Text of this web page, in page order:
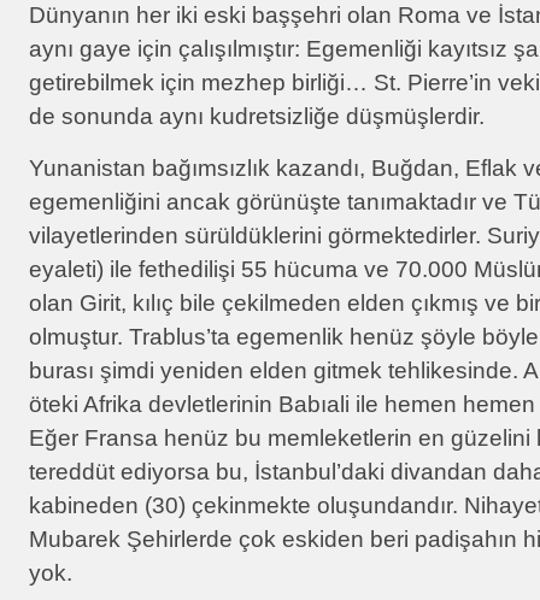
Dünyanın her iki eski başşehri olan Roma ve
aynı gaye için çalışılmıştır: Egemenliği kayıtsız
getirebilmek için mezhep birliği… St. Pierre’in
de sonunda aynı kudretsizliğe düşmüşlerdir.
Yunanistan bağımsızlık kazandı, Buğdan, Eflak
egemenliğini ancak görünüşte tanımaktadır ve
vilayetlerinden sürüldüklerini görmektedirler.
eyaleti) ile fethedilişi 55 hücuma ve 70.000
olan Girit, kılıç bile çekilmeden elden çıkmış ve
olmuştur. Trablus’ta egemenlik henüz şöyle
burası şimdi yeniden elden gitmek tehlikesinde.
öteki Afrika devletlerinin Babıali ile hemen hemen
Eğer Fransa henüz bu memleketlerin en güzelini
tereddüt ediyorsa bu, İstanbul’daki divandan
kabineden (30) çekinmekte oluşundandır.
Mubarek Şehirlerde çok eskiden beri padişahın
yok.